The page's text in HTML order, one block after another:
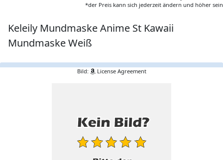
*der Preis kann sich jederzeit ändern und höher sein
Keleily Mundmaske Anime St Kawaii
Mundmaske Weiß
Bild: License Agreement